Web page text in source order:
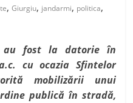
,Giurgiu, jandarmi, politica,
au fost la datorie în
cu ocazia Sfintelor
mobilizării unui
publică în stradă,